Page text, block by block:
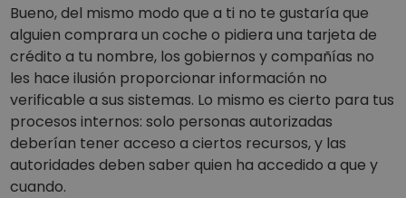
Bueno, del mismo modo que a ti no te gustaría que
alguien comprara un coche o pidiera una tarjeta de
crédito a tu nombre, los gobiernos y compañías no
les hace ilusión proporcionar información no
verificable a sus sistemas. Lo mismo es cierto para tus
procesos internos: solo personas autorizadas
deberían tener acceso a ciertos recursos, y las
autoridades deben saber quien ha accedido a que y
cuando.